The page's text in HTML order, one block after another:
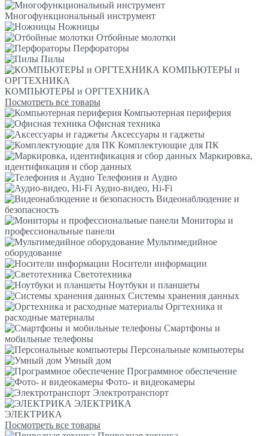
Многофункциональный инструмент
Ножницы
Отбойные молотки
Перфораторы
Пилы
КОМПЬЮТЕРЫ и
ОРГТЕХНИКА
КОМПЬЮТЕРЫ и ОРГТЕХНИКА
Посмотреть все товары
Компьютерная периферия
Офисная техника
Аксессуары и гаджеты
Комплектующие для ПК
Маркировка,
идентификация и сбор данных
Телефония и Аудио
Аудио-видео, Hi-Fi
Видеонаблюдение и
безопасность
Мониторы и
профессиональные панели
Мультимедийное
оборудование
Носители информации
Светотехника
Ноутбуки и планшеты
Системы хранения данных
Оргтехника и
расходные материалы
Смартфоны и
мобильные телефоны
Персональные компьютеры
Умный дом
Программное обеспечение
Фото- и видеокамеры
Электротранспорт
ЭЛЕКТРИКА
ЭЛЕКТРИКА
Посмотреть все товары